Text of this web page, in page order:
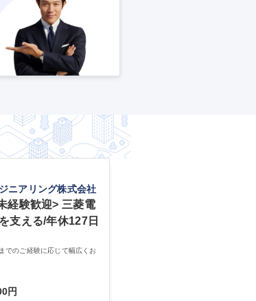
ニアリング株式会社
経験歓迎> 三菱電
支える/年休127日
でのご経験に応じて幅広くお
円